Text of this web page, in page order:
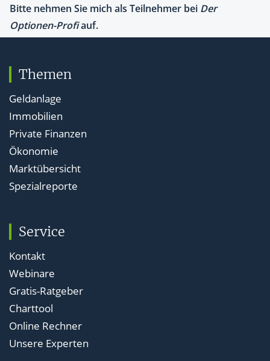
Themen
Geldanlage
Immobilien
Private Finanzen
Ökonomie
Marktübersicht
Spezialreporte
Service
Kontakt
Webinare
Gratis-Ratgeber
Charttool
Online Rechner
Unsere Experten